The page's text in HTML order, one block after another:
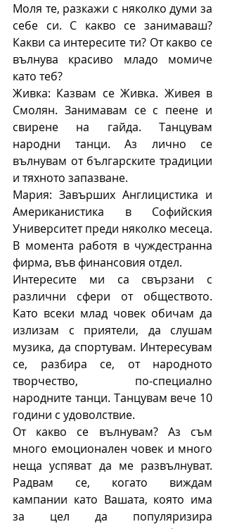
Моля те, разкажи с няколко думи за
себе си. С какво се занимаваш?
Какви са интересите ти? От какво се
вълнува красиво младо момиче
като теб?
Живка: Казвам се Живка. Живея в
Смолян. Занимавам се с пеене и
свирене на гайда. Танцувам
народни танци. Аз лично се
вълнувам от българските традиции
и тяхното запазване.
Мария: Завърших Англицистика и
Американистика в Софийския
Университет преди няколко месеца.
В момента работя в чуждестранна
фирма, във финансовия отдел.
Интересите ми са свързани с
различни сфери от обществото.
Като всеки млад човек обичам да
излизам с приятели, да слушам
музика, да спортувам. Интересувам
се, разбира се, от народното
творчество, по-специално
народните танци. Танцувам вече 10
години с удоволствие.
От какво се вълнувам? Аз съм
много емоционален човек и много
неща успяват да ме развълнуват.
Радвам се, когато виждам
кампании като Вашата, която има
за цел да популяризира